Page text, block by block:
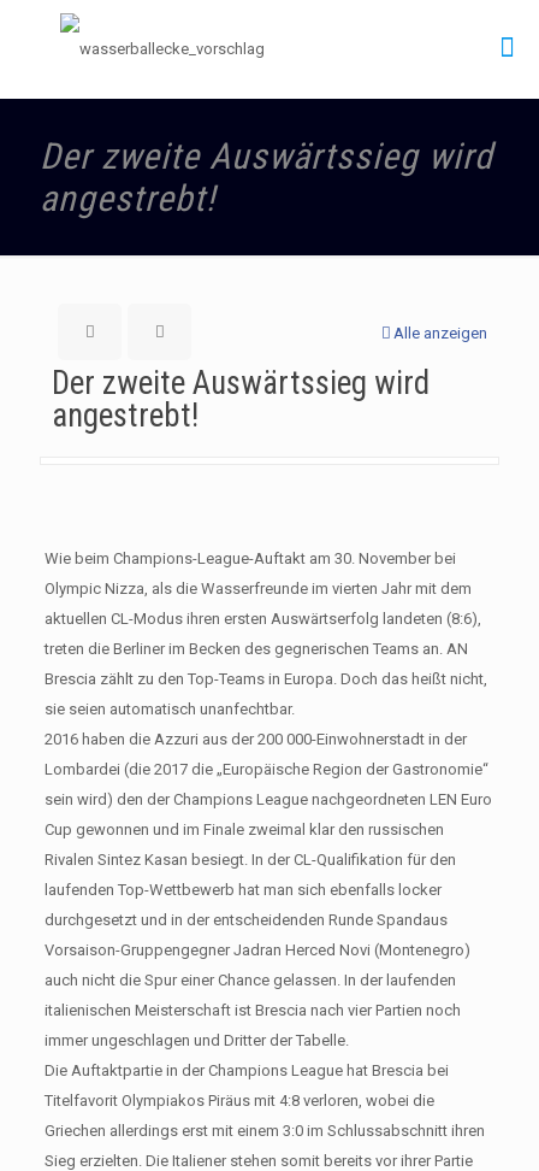
Der zweite Auswärtssieg wird
angestrebt!
Alle anzeigen
Der zweite Auswärtssieg wird
angestrebt!
Wie beim Champions-League-Auftakt am 30. November bei
Olympic Nizza, als die Wasserfreunde im vierten Jahr mit dem
aktuellen CL-Modus ihren ersten Auswärtserfolg landeten (8:6),
treten die Berliner im Becken des gegnerischen Teams an. AN
Brescia zählt zu den Top-Teams in Europa. Doch das heißt nicht,
sie seien automatisch unanfechtbar.
2016 haben die Azzuri aus der 200 000-Einwohnerstadt in der
Lombardei (die 2017 die „Europäische Region der Gastronomie“
sein wird) den der Champions League nachgeordneten LEN Euro
Cup gewonnen und im Finale zweimal klar den russischen
Rivalen Sintez Kasan besiegt. In der CL-Qualifikation für den
laufenden Top-Wettbewerb hat man sich ebenfalls locker
durchgesetzt und in der entscheidenden Runde Spandaus
Vorsaison-Gruppengegner Jadran Herced Novi (Montenegro)
auch nicht die Spur einer Chance gelassen. In der laufenden
italienischen Meisterschaft ist Brescia nach vier Partien noch
immer ungeschlagen und Dritter der Tabelle.
Die Auftaktpartie in der Champions League hat Brescia bei
Titelfavorit Olympiakos Piräus mit 4:8 verloren, wobei die
Griechen allerdings erst mit einem 3:0 im Schlussabschnitt ihren
Sieg erzielten. Die Italiener stehen somit bereits vor ihrer Partie